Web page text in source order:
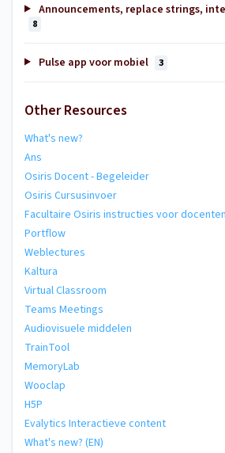
Announcements, replace strings,
8
Pulse app voor mobiel 3
Other Resources
What's new?
Ans
Osiris Docent - Begeleider
Osiris Cursusinvoer
Facultaire Osiris instructies voor docenten
Portflow
Weblectures
Kaltura
Virtual Classroom
Teams Meetings
Audiovisuele middelen
TrainTool
MemoryLab
Wooclap
H5P
Evalytics Interactieve content
What's new? (EN)